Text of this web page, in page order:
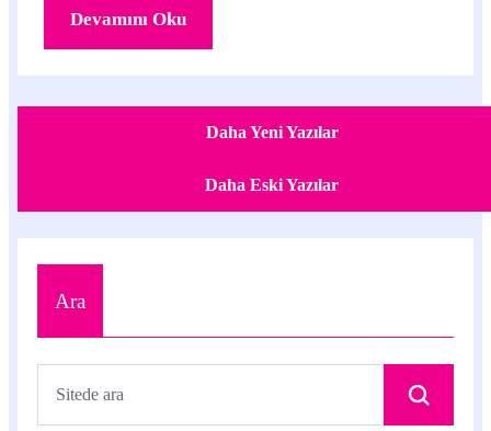
Devamını Oku
Daha Yeni Yazılar
Daha Eski Yazılar
Ara